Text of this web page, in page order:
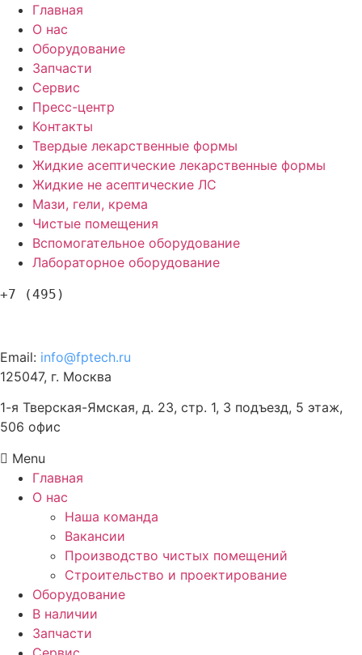
Главная
О нас
Оборудование
Запчасти
Сервис
Пресс-центр
Контакты
Твердые лекарственные формы
Жидкие асептические лекарственные формы
Жидкие не асептические ЛС
Мази, гели, крема
Чистые помещения
Вспомогательное оборудование
Лабораторное оборудование
+7 (495)
Email: info@fptech.ru
125047, г. Москва
1-я Тверская-Ямская, д. 23, стр. 1, 3 подъезд, 5 этаж,
506 офис
Menu
Главная
О нас
Наша команда
Вакансии
Производство чистых помещений
Строительство и проектирование
Оборудование
В наличии
Запчасти